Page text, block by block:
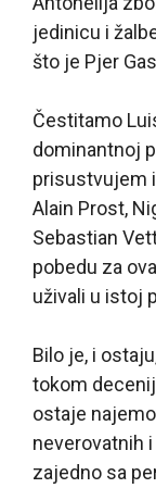
jedinicu i
što je Pjer
Čestitamo
dominantnoj
prisustvujem
Alain Prost,
Sebastian
pobedu za
uživali u istoj
Bilo je, i
tokom
ostaje
neverovatnih
zajedno sa